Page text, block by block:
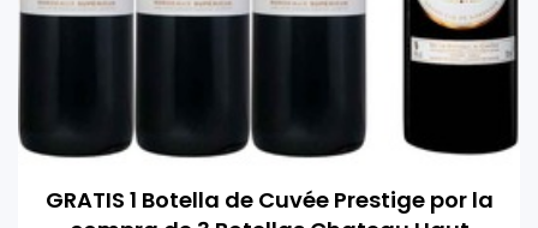
GRATIS 1 Botella de Cuvée Prestige por la